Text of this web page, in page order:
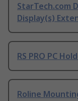
StarTech.com
Display(s)
RS PRO PC
Roline